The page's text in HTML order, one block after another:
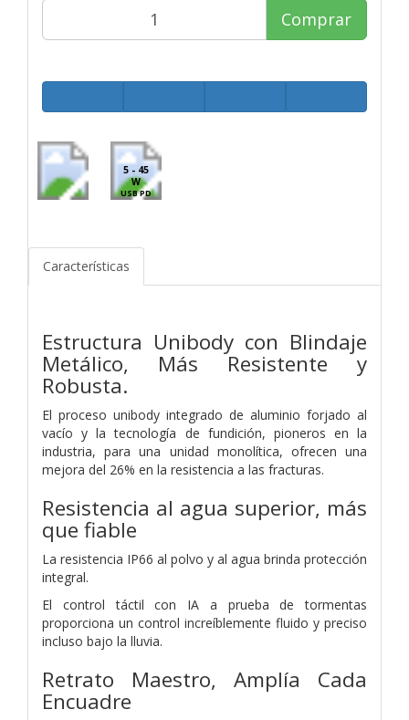
Comprar
5 - 45
W
USB PD
Características
Estructura Unibody con Blindaje
Metálico, Más Resistente y
Robusta.
El proceso unibody integrado de aluminio forjado al
vacío y la tecnología de fundición, pioneros en la
industria, para una unidad monolítica, ofrecen una
mejora del 26% en la resistencia a las fracturas.
Resistencia al agua superior, más
que fiable
La resistencia IP66 al polvo y al agua brinda protección
integral.
El control táctil con IA a prueba de tormentas
proporciona un control increíblemente fluido y preciso
incluso bajo la lluvia.
Retrato Maestro, Amplía Cada
Encuadre